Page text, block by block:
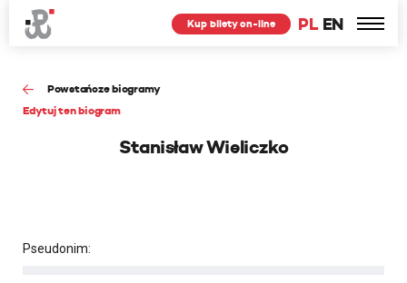
PL EN
Kup bilety on-line
Powstańcze biogramy
Edytuj ten biogram
Stanisław Wieliczko
Pseudonim: